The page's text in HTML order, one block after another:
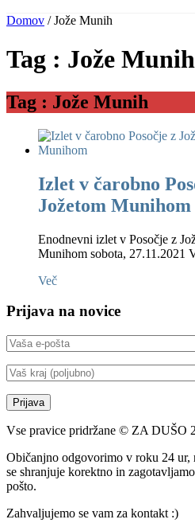
Domov / Jože Munih
Tag : Jože Munih
Tag : Jože Munih
Izlet v čarobno
Jožetom Munihom
Enodnevni izlet v Posočje z
Munihom sobota, 27.11.2021
Več
Prijava na novice
Vse pravice pridržane © ZA DUŠO
Običanjno odgovorimo v roku 24 ur,
se shranjuje korektno in
pošto.
Zahvaljujemo se vam za kontakt :)